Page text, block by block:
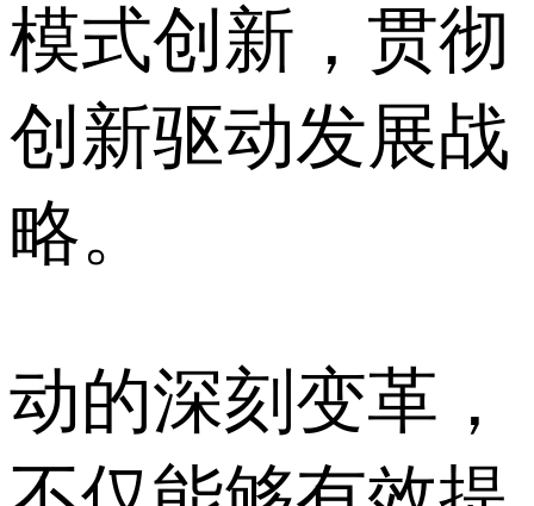
模式创新，贯彻
创新驱动发展战
略。
动的深刻变革，